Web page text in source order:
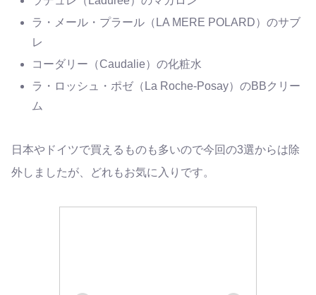
ラ・メール・プラール（LA MERE POLARD）のサブ
レ
コーダリー（Caudalie）の化粧水
ラ・ロッシュ・ポゼ（La Roche-Posay）のBBクリー
ム
日本やドイツで買えるものも多いので今回の3選からは除
外しましたが、どれもお気に入りです。